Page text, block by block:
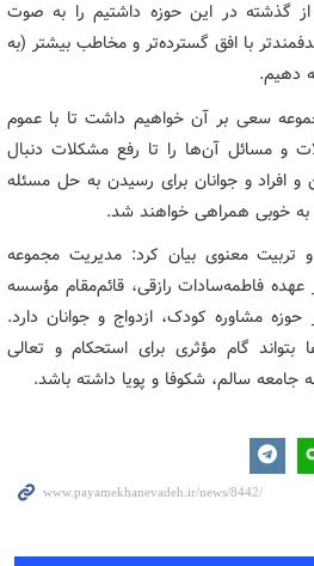
از گذشته در این حوزه داشتیم را به صوت
با افق گسترده‌تر و مخاطب بیشتر (به
دهیم.
سعی بر آن خواهیم داشت تا با عموم
و مسائل آن‌ها را تا رفع مشکلات دنبال
و افراد و جوانان برای رسیدن به حل مسئله
به خوبی همراهی خواهند شد.
تربیت معنوی بیان کرد: مدیریت مجموعه
عهده فاطمه‌سادات رازقی، قائم‌مقام مؤسسه
مشاوره کودک، ازدواج و جوانان دارد.
بتواند گام مؤثری برای استحکام و تعالی
جامعه سالم، شکوفا و پویا داشته باشد.